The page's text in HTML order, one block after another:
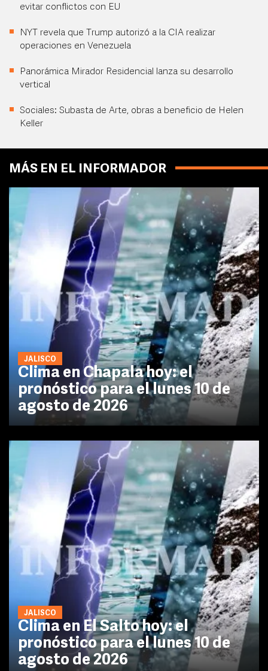
evitar conflictos con EU
NYT revela que Trump autorizó a la CIA realizar
operaciones en Venezuela
Panorámica Mirador Residencial lanza su desarrollo
vertical
Sociales: Subasta de Arte, obras a beneficio de Helen
Keller
MÁS EN EL INFORMADOR
JALISCO
Clima en Chapala hoy: el
pronóstico para el lunes 10 de
agosto de 2026
JALISCO
Clima en El Salto hoy: el
pronóstico para el lunes 10 de
agosto de 2026